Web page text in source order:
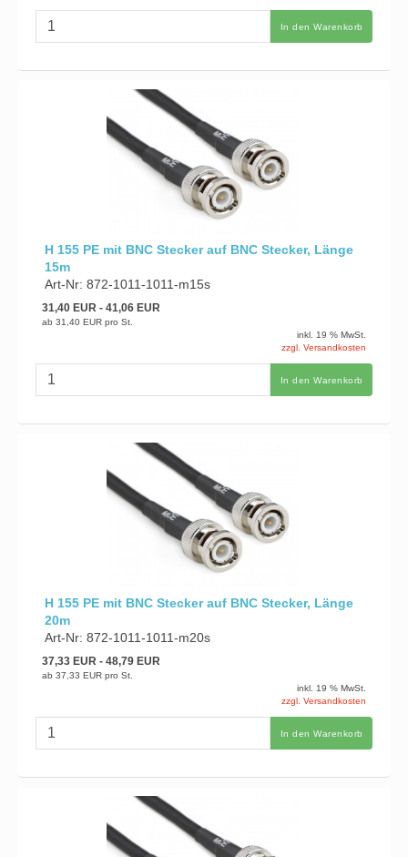
In den Warenkorb
H 155 PE mit BNC Stecker auf BNC Stecker, Länge
15m
Art-Nr: 872-1011-1011-m15s
31,40 EUR- 41,06 EUR
ab 31,40 EUR pro St.
inkl. 19 % MwSt.
zzgl. Versandkosten
In den Warenkorb
H 155 PE mit BNC Stecker auf BNC Stecker, Länge
20m
Art-Nr: 872-1011-1011-m20s
37,33 EUR- 48,79 EUR
ab 37,33 EUR pro St.
inkl. 19 % MwSt.
zzgl. Versandkosten
In den Warenkorb